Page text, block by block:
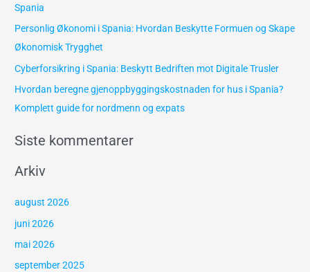
e
r
:
Spania
Personlig Økonomi i Spania: Hvordan Beskytte Formuen og Skape
Økonomisk Trygghet
Cyberforsikring i Spania: Beskytt Bedriften mot Digitale Trusler
Hvordan beregne gjenoppbyggingskostnaden for hus i Spania?
Komplett guide for nordmenn og expats
Siste kommentarer
Arkiv
august 2026
juni 2026
mai 2026
september 2025